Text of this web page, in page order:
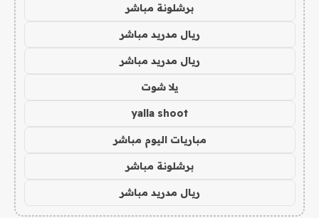
برشلونة مباشر
ريال مدريد مباشر
ريال مدريد مباشر
يلا شوت
yalla shoot
مباريات اليوم مباشر
برشلونة مباشر
ريال مدريد مباشر